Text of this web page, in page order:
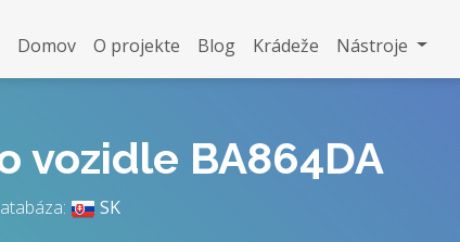
Domov O projekte Blog Krádeže Nástroje
vozidle BA864DA
SK